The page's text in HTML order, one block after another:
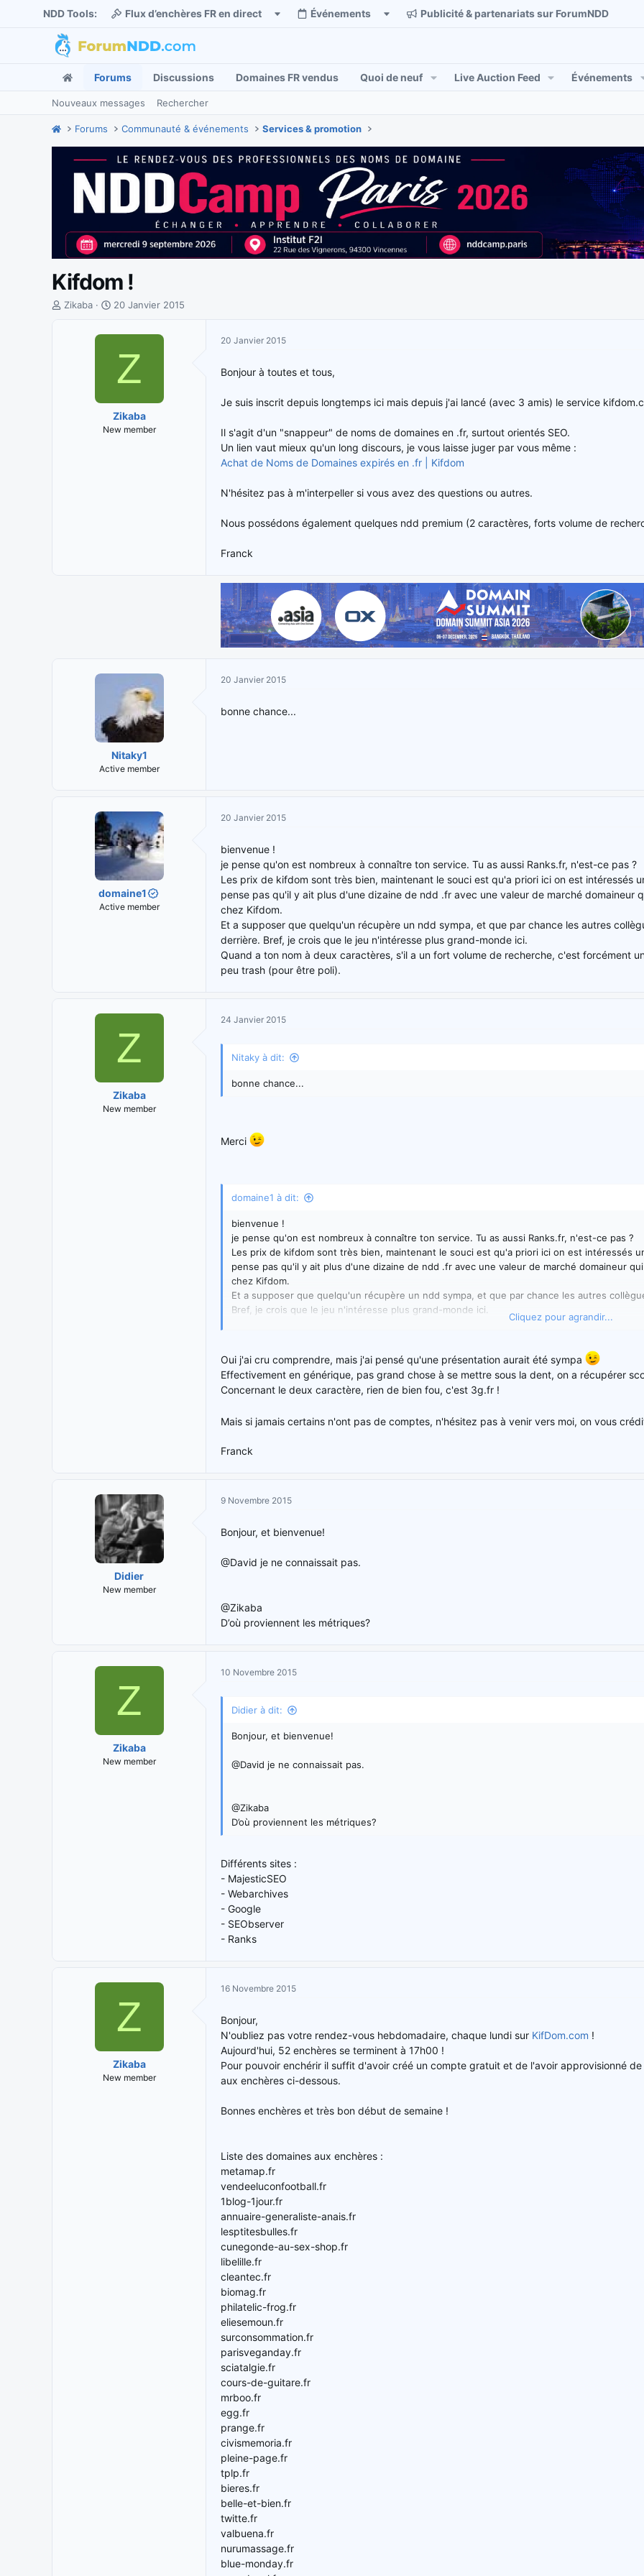
NDD Tools: Flux d’enchères FR en direct Événements Publicité & partenariats sur ForumNDD
Forums Discussions Domaines FR vendus Quoi de neuf Live Auction Feed Événements
Nouveaux messages Rechercher
Forums Communauté & événements Services & promotion
Kifdom !
IZikaba
D
t
é
b
u
20 Janvier 2015
Z
Zikaba
New member
20 Janvier 2015
Bonjour à toutes et tous,
Je suis inscrit depuis longtemps ici mais depuis j'ai lancé (avec 3 amis) le service
Il s'agit d'un "snappeur" de noms de domaines en .fr, surtout orientés SEO.
Un lien vaut mieux qu'un long discours, je vous laisse juger par vous même :
Achat de Noms de Domaines expirés en .fr | Kifdom
N'hésitez pas à m'interpeller si vous avez des questions ou autres.
Nous possédons également quelques ndd premium (2 caractères, forts volume de
Franck
Nitaky1
Active member
20 Janvier 2015
bonne chance...
domaine1
Active member
20 Janvier 2015
bienvenue !
je pense qu'on est nombreux à connaître ton service. Tu as aussi Ranks.fr, n'est-ce pas ?
Les prix de kifdom sont très bien, maintenant le souci est qu'a priori ici on est intéressés
pense pas qu'il y ait plus d'une dizaine de ndd .fr avec une valeur de marché domaineur
chez Kifdom.
Et a supposer que quelqu'un récupère un ndd sympa, et que par chance les autres
derrière. Bref, je crois que le jeu n'intéresse plus grand-monde ici.
Quand a ton nom à deux caractères, s'il a un fort volume de recherche, c'est forcément
peu trash (pour être poli).
Z
Zikaba
New member
24 Janvier 2015
Nitaky à dit:
bonne chance...
Merci
domaine1 à dit:
bienvenue !
je pense qu'on est nombreux à connaître ton service. Tu as aussi Ranks.fr, n'est-ce pas ?
Les prix de kifdom sont très bien, maintenant le souci est qu'a priori ici on est intéressés
pense pas qu'il y ait plus d'une dizaine de ndd .fr avec une valeur de marché domaineur
chez Kifdom.
Et a supposer que quelqu'un récupère un ndd sympa, et que par chance les autres
Bref, je crois que le jeu n'intéresse plus grand-monde ici.
Quand a ton nom à deux caractères, s'il a un fort volume de recherche, c'est forcément
Cliquez pour agrandir...
Oui j'ai cru comprendre, mais j'ai pensé qu'une présentation aurait été sympa
Effectivement en générique, pas grand chose à se mettre sous la dent, on a récupérer
Concernant le deux caractère, rien de bien fou, c'est 3g.fr !
Mais si jamais certains n'ont pas de comptes, n'hésitez pas à venir vers moi, on vous
Franck
Didier
New member
9 Novembre 2015
Bonjour, et bienvenue!
@David je ne connaissait pas.
@Zikaba
D’où proviennent les métriques?
Z
Zikaba
New member
10 Novembre 2015
Didier à dit:
Bonjour, et bienvenue!
@David je ne connaissait pas.
@Zikaba
D’où proviennent les métriques?
Différents sites :
- MajesticSEO
- Webarchives
- Google
- SEObserver
- Ranks
Z
Zikaba
New member
16 Novembre 2015
Bonjour,
N'oubliez pas votre rendez-vous hebdomadaire, chaque lundi sur KifDom.com !
Aujourd'hui, 52 enchères se terminent à 17h00 !
Pour pouvoir enchérir il suffit d'avoir créé un compte gratuit et de l'avoir approvisionné
aux enchères ci-dessous.
Bonnes enchères et très bon début de semaine !
Liste des domaines aux enchères :
metamap.fr
vendeeluconfootball.fr
1blog-1jour.fr
annuaire-generaliste-anais.fr
lesptitesbulles.fr
cunegonde-au-sex-shop.fr
libelille.fr
cleantec.fr
biomag.fr
philatelic-frog.fr
eliesemoun.fr
surconsommation.fr
parisveganday.fr
sciatalgie.fr
cours-de-guitare.fr
mrboo.fr
egg.fr
prange.fr
civismemoria.fr
pleine-page.fr
tplp.fr
bieres.fr
belle-et-bien.fr
twitte.fr
valbuena.fr
nurumassage.fr
blue-monday.fr